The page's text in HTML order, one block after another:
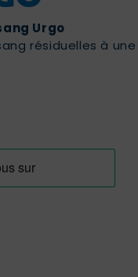
Urgo
résiduelles à